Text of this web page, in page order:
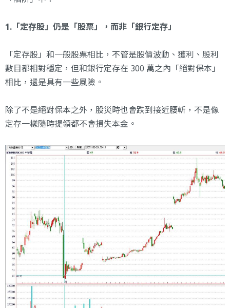
1.「定存股」仍是「股票」，而非「銀行定存」
「定存股」和一般股票相比，不管是股價波動、獲利、股利
數目都相對穩定，但和銀行定存在 300 萬之內「絕對保本」
相比，還是具有一些風險。
除了不是絕對保本之外，股災時也會跌到接近腰斬，不是像
定存一樣隨時提領都不會損失本金。